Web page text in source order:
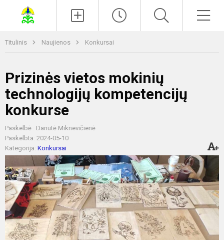
Titulinis Naujienos Konkursai
Prizinės vietos mokinių
technologijų kompetencijų
konkurse
Paskelbė : Danutė Miknevičienė
Paskelbta: 2024-05-10
Kategorija: Konkursai